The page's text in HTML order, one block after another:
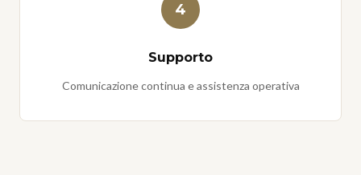
4
Supporto
Comunicazione continua e assistenza operativa